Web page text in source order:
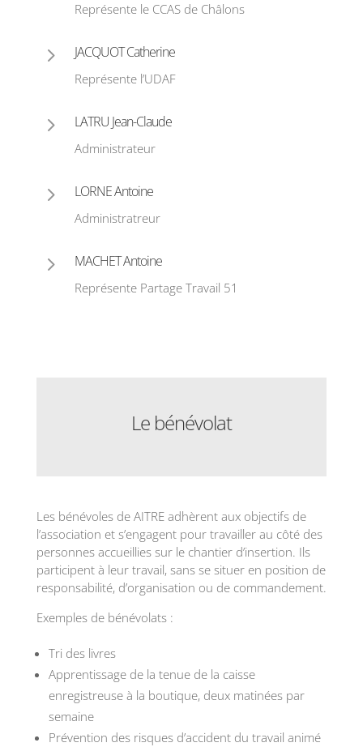
Représente le CCAS de Châlons
5 JACQUOT Catherine
Représente l’UDAF
5 LATRU Jean-Claude
Administrateur
5 LORNE Antoine
Administratreur
5 MACHET Antoine
Représente Partage Travail 51
Le bénévolat
Les bénévoles de AITRE adhèrent aux objectifs de
l’association et s’engagent pour travailler au côté des
personnes accueillies sur le chantier d’insertion. Ils
participent à leur travail, sans se situer en position de
responsabilité, d’organisation ou de commandement.
Exemples de bénévolats :
Tri des livres
Apprentissage de la tenue de la caisse
enregistreuse à la boutique, deux matinées par
semaine
Prévention des risques d’accident du travail animé